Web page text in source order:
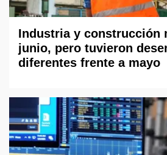
Industria y construcción
junio, pero tuvieron
diferentes frente a mayo